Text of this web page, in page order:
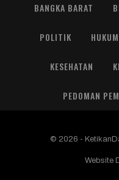
BANGKA BARAT
POLITIK HUKUM
KESEHATAN
PEDOMAN
© 2026 -
Website